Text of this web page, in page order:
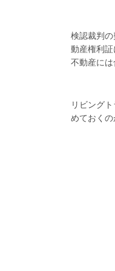
検認裁判
動産権利
不動産には
リビング
めておくの